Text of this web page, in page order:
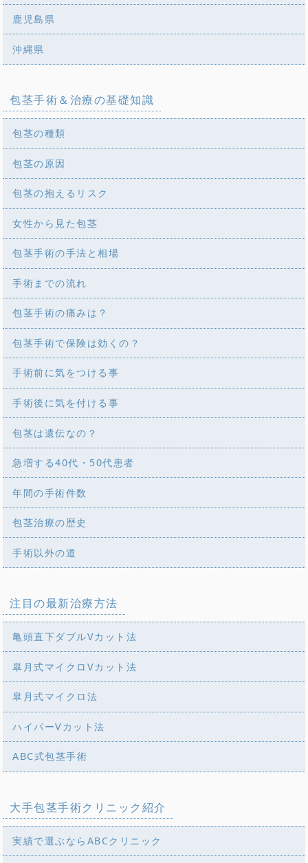
鹿児島県
沖縄県
包茎手術＆治療の基礎知識
包茎の種類
包茎の原因
包茎の抱えるリスク
女性から見た包茎
包茎手術の手法と相場
手術までの流れ
包茎手術の痛みは？
包茎手術で保険は効くの？
手術前に気をつける事
手術後に気を付ける事
包茎は遺伝なの？
急増する40代・50代患者
年間の手術件数
包茎治療の歴史
手術以外の道
注目の最新治療方法
亀頭直下ダブルVカット法
皐月式マイクロVカット法
皐月式マイクロ法
ハイパーVカット法
ABC式包茎手術
大手包茎手術クリニック紹介
実績で選ぶならABCクリニック